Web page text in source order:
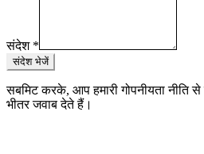
संदेश *
संदेश भेजें
सबमिट करके, आप हमारी गोपनीयता नीति
भीतर जवाब देते हैं।